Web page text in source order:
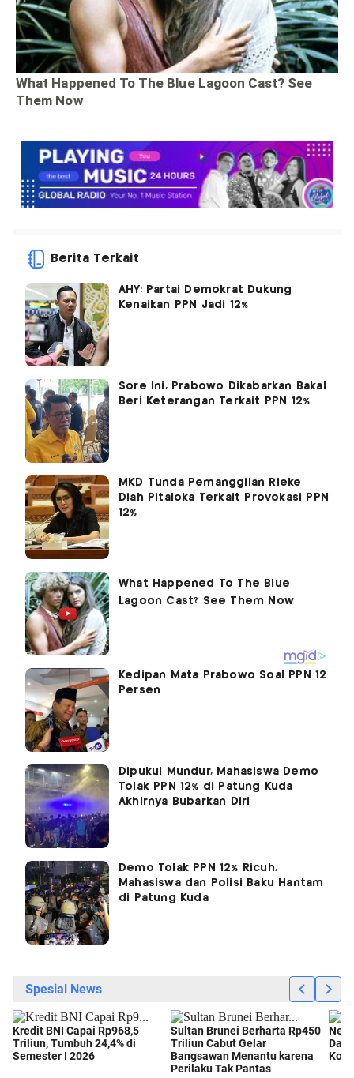
Berita Terkait
AHY: Partai Demokrat Dukung
Kenaikan PPN Jadi 12%
Sore Ini, Prabowo Dikabarkan Bakal
Beri Keterangan Terkait PPN 12%
MKD Tunda Pemanggilan Rieke
Diah Pitaloka Terkait Provokasi PPN
12%
Kedipan Mata Prabowo Soal PPN 12
Persen
Dipukul Mundur, Mahasiswa Demo
Tolak PPN 12% di Patung Kuda
Akhirnya Bubarkan Diri
Demo Tolak PPN 12% Ricuh,
Mahasiswa dan Polisi Baku Hantam
di Patung Kuda